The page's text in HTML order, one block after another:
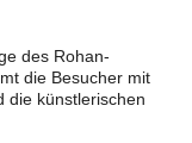
des Rohan-
die Besucher mit
die künstlerischen